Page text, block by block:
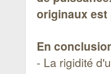
originaux
En
- La rigidité